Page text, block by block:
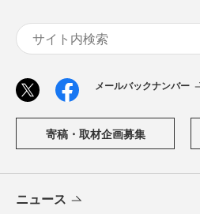
メールバックナンバー
寄稿・取材企画募集
ニュース